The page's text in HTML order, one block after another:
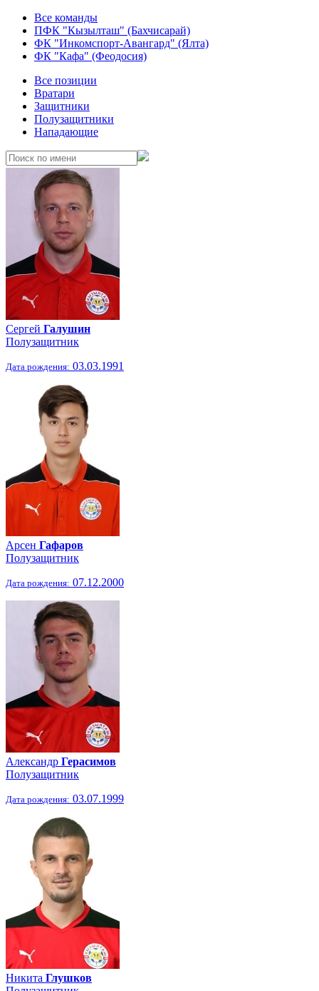
Все команды
ПФК "Кызылташ" (Бахчисарай)
ФК "Инкомспорт-Авангард" (Ялта)
ФК "Кафа" (Феодосия)
Все позиции
Вратари
Защитники
Полузащитники
Нападающие
Сергей Галушин
Полузащитник
Дата рождения: 03.03.1991
Арсен Гафаров
Полузащитник
Дата рождения: 07.12.2000
Александр Герасимов
Полузащитник
Дата рождения: 03.07.1999
Никита Глушков